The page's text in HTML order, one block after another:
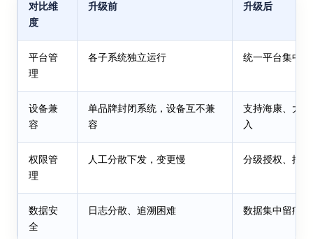
对比维
度
升级前 升级后
平台管
理
各子系统独立运行 统一平台集中
设备兼
容
单品牌封闭系统，设备互不兼
容
支持海康、大
入
权限管
理
人工分散下发，变更慢 分级授权、批
数据安
全
日志分散、追溯困难 数据集中留痕